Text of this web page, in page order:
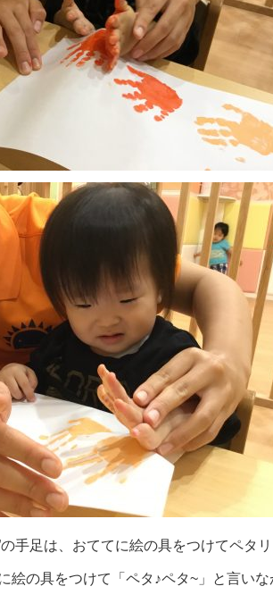
の手足は、おててに絵の具をつけてペタリ
絵の具をつけて「ペタ♪ペタ~」と言い